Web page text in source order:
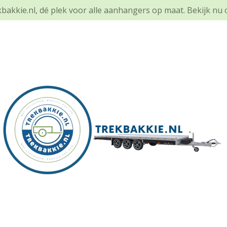
dé plek voor alle aanhangers op maat. Bekijk nu